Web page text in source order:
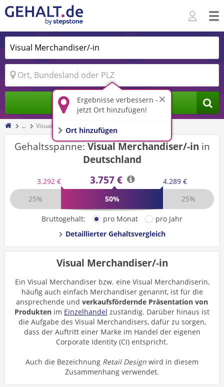
Ergebnisse verbessern -
jetzt Ort hinzufügen!
Ort hinzufügen
Jobs finden
... Visual Merchandiser/-in
Gehaltsspanne:Visual Merchandiser/-in in
Deutschland
3.292 € 3.757 €
4.289 €
25%
50% 25%
Bruttogehalt: pro Monat
pro Jahr
Detaillierter Gehaltsvergleich
Visual Merchandiser/-in
Ein Visual Merchandiser bzw. eine Visual Merchandiserin,
häufig auch einfach Merchandiser genannt, ist für die
ansprechende und verkaufsfördernde Präsentation von
Produkten im Einzelhandel zuständig. Darüber hinaus ist
die Aufgabe des Visual Merchandisers, dafür zu sorgen,
dass der Auftritt einer Marke im Handel der eigenen
Corporate Identity (CI) entspricht.
Auch die Bezeichnung Retail Design wird in diesem
Zusammenhang verwendet.